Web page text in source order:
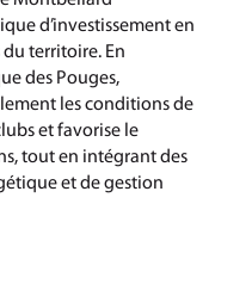
d’investissement en
territoire. En
des Pouges,
les conditions de
et favorise le
tout en intégrant des
et de gestion